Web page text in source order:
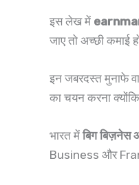
इस लेख में
जाए तो अच्छी कमाई
इन जबरदस्त मुनाफे
का चयन करना
भारत में बिग बिज़नेस
Business और